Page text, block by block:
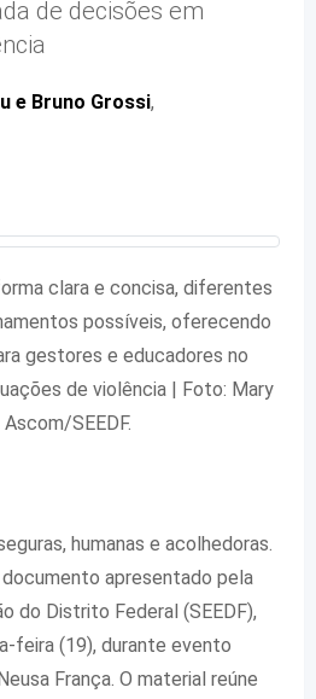
de decisões em
e Bruno Grossi,
clara e concisa, diferentes
possíveis, oferecendo
gestores e educadores no
de violência | Foto: Mary
Ascom/SEEDF.
humanas e acolhedoras.
apresentado pela
do Distrito Federal (SEEDF),
feira (19), durante evento
França. O material reúne